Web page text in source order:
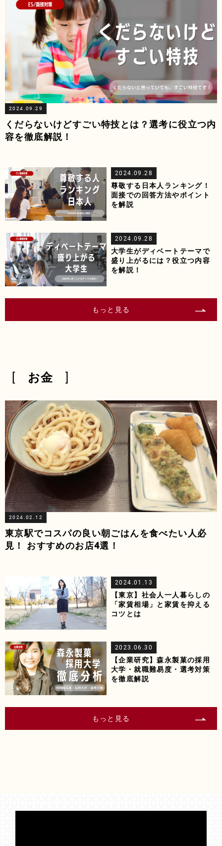
2024.09.29
くだらないけどすごい特技とは？選考に役立つ内
容を徹底解説！
2024.09.28
尊敬する日本人ランキング！
面接での回答方法やポイント
を解説
2024.09.28
大学生がディベートテーマで
盛り上がるには？役立つ内容
を解説！
もっと見る
お金
2024.02.12
東京駅でコスパの良い朝ごはんを食べたい人必
見！ おすすめのお店4選！
2024.01.13
【東京】社会人一人暮らしの
「家賃相場」と家賃を抑える
コツとは
2023.06.30
【企業研究】森永製菓の採用
大学・就職難易度・選考対策
を徹底解説
もっと見る